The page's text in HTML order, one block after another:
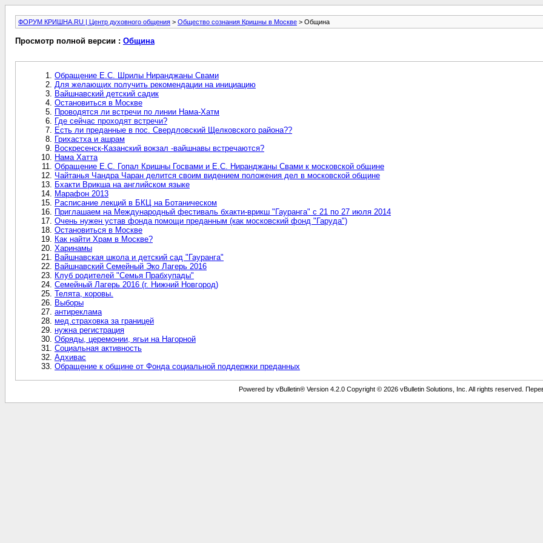
ФОРУМ КРИШНА.RU | Центр духовного общения > Общество сознания Кришны в Москве > Община
Просмотр полной версии : Община
Обращение Е.С. Шрилы Ниранджаны Свами
Для желающих получить рекомендации на инициацию
Вайшнавский детский садик
Остановиться в Москве
Проводятся ли встречи по линии Нама-Хатм
Где сейчас проходят встречи?
Есть ли преданные в пос. Свердловский Щелковского района??
Грихастха и ашрам
Воскресенск-Казанский вокзал -вайшнавы встречаются?
Нама Хатта
Обращение Е.С. Гопал Кришны Госвами и Е.С. Ниранджаны Свами к московской общине
Чайтанья Чандра Чаран делится своим видением положения дел в московской общине
Бхакти Врикша на английском языке
Марафон 2013
Расписание лекций в БКЦ на Ботаническом
Приглашаем на Международный фестиваль бхакти-врикш "Гауранга" с 21 по 27 июля 2014
Очень нужен устав фонда помощи преданным (как московский фонд "Гаруда")
Остановиться в Москве
Как найти Храм в Москве?
Харинамы
Вайшнавская школа и детский сад "Гауранга"
Вайшнавский Семейный Эко Лагерь 2016
Клуб родителей "Семья Прабхупады"
Семейный Лагерь 2016 (г. Нижний Новгород)
Телята, коровы.
Выборы
антиреклама
мед.страховка за границей
нужна регистрация
Обряды, церемонии, ягьи на Нагорной
Социальная активность
Адхивас
Обращение к общине от Фонда социальной поддержки преданных
Powered by vBulletin® Version 4.2.0 Copyright © 2026 vBulletin Solutions, Inc. All rights reserved.